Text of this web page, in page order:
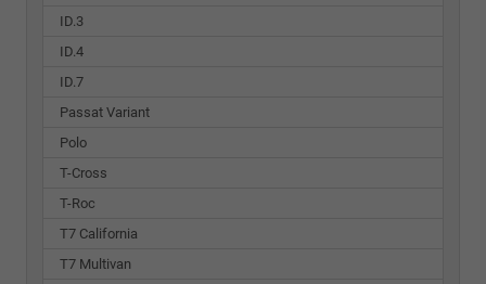
ID.3
ID.4
ID.7
Passat Variant
Polo
T-Cross
T-Roc
T7 California
T7 Multivan